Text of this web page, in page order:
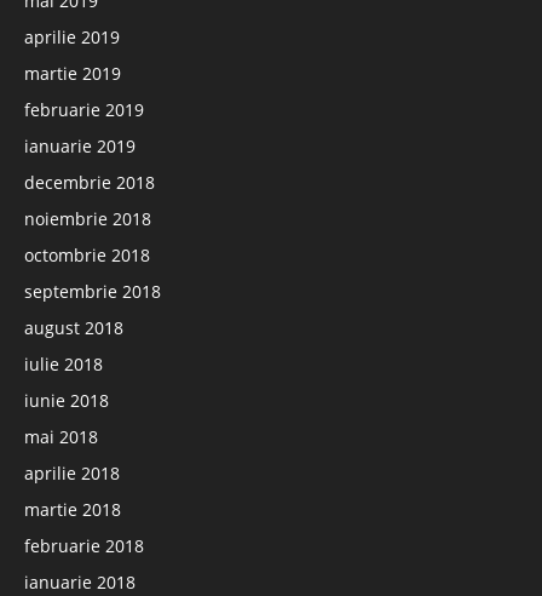
aprilie 2019
martie 2019
februarie 2019
ianuarie 2019
decembrie 2018
noiembrie 2018
octombrie 2018
septembrie 2018
august 2018
iulie 2018
iunie 2018
mai 2018
aprilie 2018
martie 2018
februarie 2018
ianuarie 2018